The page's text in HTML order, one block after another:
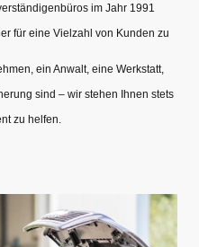
im Jahr 1991
für eine Vielzahl von Kunden zu
ein Anwalt, eine Werkstatt,
sind – wir stehen Ihnen stets
zu helfen.